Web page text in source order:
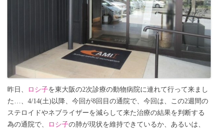
昨日、 ロシ子を東大阪の2次診療の動物病院に連れて行って来まし
た…、4/14(土)以降、今回が8回目の通院で、今回は、この2週間の
ステロイドやネブライザーを減らして来た治療の結果を判断する
為の通院で、
ロシ子の肺が現状を維持できているか、あるいは、